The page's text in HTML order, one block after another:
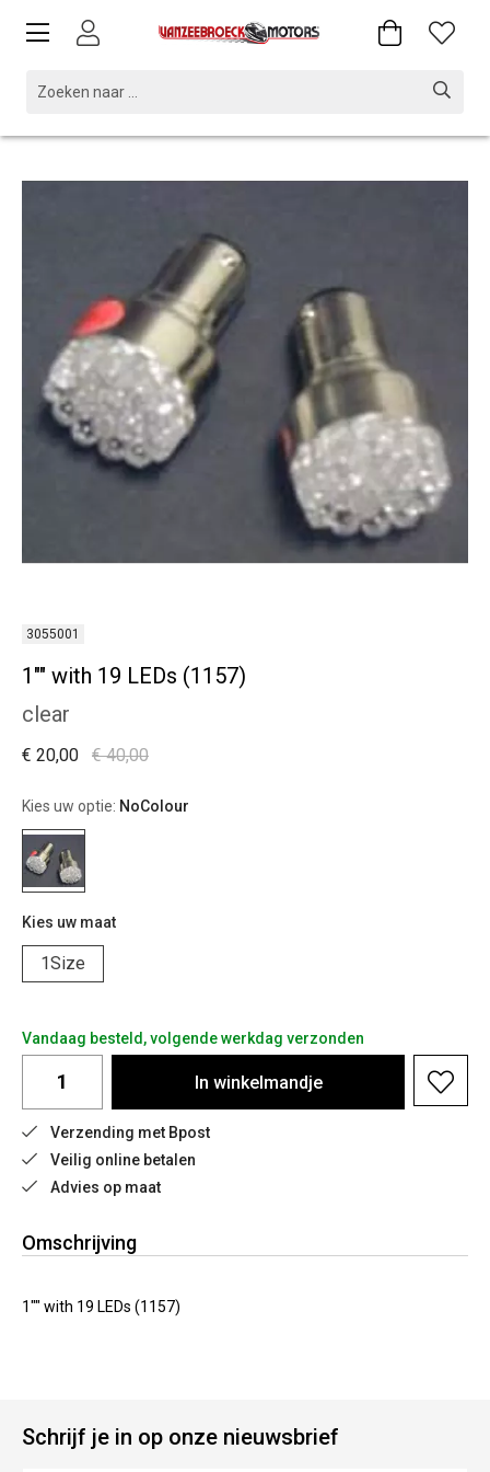
3055001
1"" with 19 LEDs (1157)
clear
€ 40,00
€ 20,00
Kies uw optie: NoColour
Kies uw maat
1Size
Vandaag besteld, volgende werkdag verzonden
In winkelmandje
Verzending met Bpost
Veilig online betalen
Advies op maat
Omschrijving
1"" with 19 LEDs (1157)
Schrijf je in op onze nieuwsbrief